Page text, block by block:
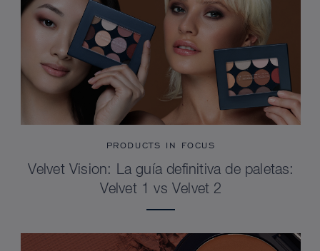
PRODUCTS IN FOCUS
Velvet Vision: La guía definitiva de paletas:
Velvet 1 vs Velvet 2